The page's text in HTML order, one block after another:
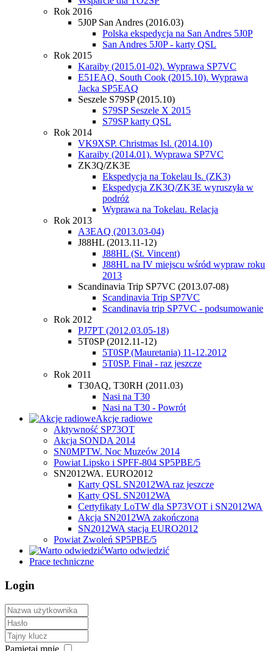
Rok 2016
5J0P San Andres (2016.03)
Polska ekspedycja na San Andres 5J0P
San Andres 5J0P - karty QSL
Rok 2015
Karaiby (2015.01-02). Wyprawa SP7VC
E51EAQ. South Cook (2015.10). Wyprawa
Jacka SP5EAQ
Seszele S79SP (2015.10)
S79SP Seszele X 2015
S79SP karty QSL
Rok 2014
VK9XSP. Christmas Isl. (2014.10)
Karaiby (2014.01). Wyprawa SP7VC
ZK3Q/ZK3E
Ekspedycja na Tokelau Is. (ZK3)
Ekspedycja ZK3Q/ZK3E wyruszyła w
podróż
Wyprawa na Tokelau. Relacja
Rok 2013
A3EAQ (2013.03-04)
J88HL (2013.11-12)
J88HL (St. Vincent)
J88HL na IV miejscu wśród wypraw roku
2013
Scandinavia Trip SP7VC (2013.07-08)
Scandinavia Trip SP7VC
Scandinavia trip SP7VC - podsumowanie
Rok 2012
PJ7PT (2012.03.05-18)
5T0SP (2012.11-12)
5T0SP (Mauretania) 11-12.2012
5T0SP. Finał - raz jeszcze
Rok 2011
T30AQ, T30RH (2011.03)
Nasi na T30
Nasi na T30 - Powrót
Akcje radiowe
Aktywność SP73OT
Akcja SONDA 2014
SN0MPTW. Noc Muzeów 2014
Powiat Lipsko i SPFF-804 SP5PBE/5
SN2012WA. EURO2012
Karty QSL SN2012WA raz jeszcze
Karty QSL SN2012WA
Certyfikaty LoTW dla SP73VOT i SN2012WA
Akcja SN2012WA zakończona
SN2012WA stacja EURO2012
Powiat Zwoleń SP5PBE/5
Warto odwiedzić
Prace techniczne
Login
Pamiętaj mnie